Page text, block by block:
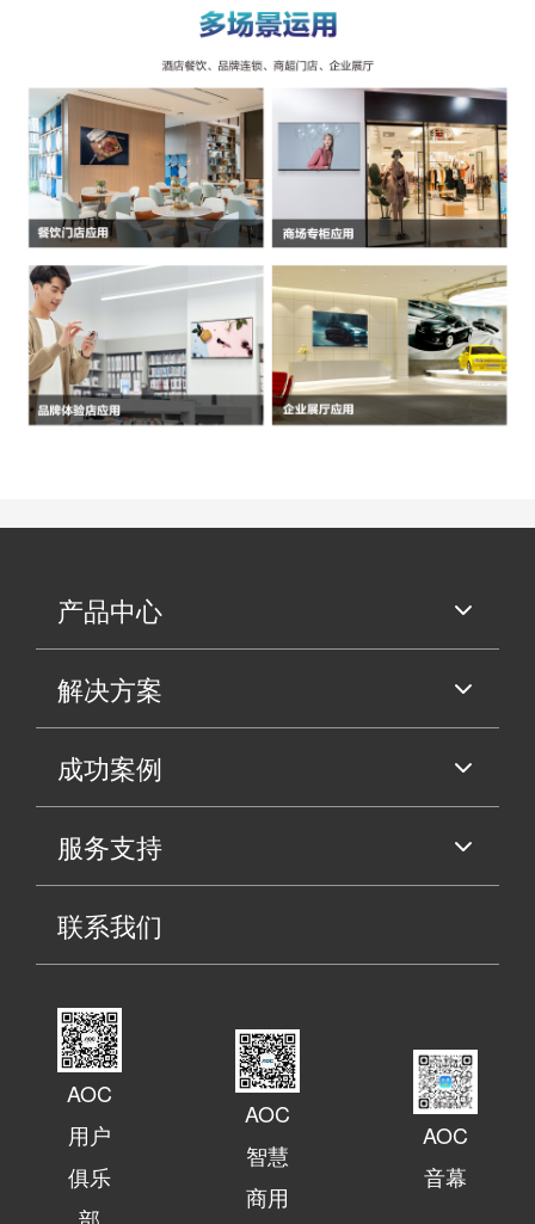
产品中心
解决方案
成功案例
服务支持
联系我们
AOC
用户
俱乐
AOC
智慧
商用
AOC
音幕